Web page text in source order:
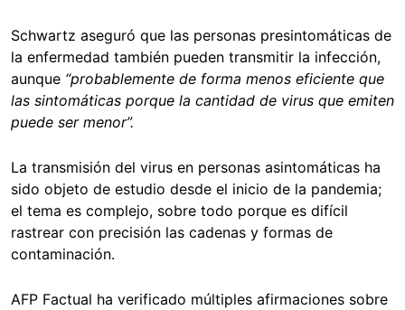
Schwartz aseguró que las personas presintomáticas de
la enfermedad también pueden transmitir la infección,
aunque “probablemente de forma menos eficiente que
las sintomáticas porque la cantidad de virus que emiten
puede ser menor”.
La transmisión del virus en personas asintomáticas ha
sido objeto de estudio desde el inicio de la pandemia;
el tema es complejo, sobre todo porque es difícil
rastrear con precisión las cadenas y formas de
contaminación.
AFP Factual ha verificado múltiples afirmaciones sobre